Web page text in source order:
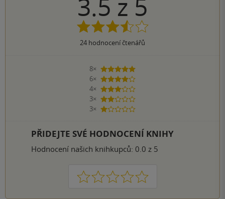
3.5 z 5
24 hodnocení čtenářů
8×
5 hvězdiček
6×
4 hvězdičky
4×
3 hvězdičky
3×
2 hvězdičky
3×
1 hvezdička
PŘIDEJTE SVÉ HODNOCENÍ KNIHY
Hodnocení našich knihkupců: 0.0 z 5
1 2 3 4 5